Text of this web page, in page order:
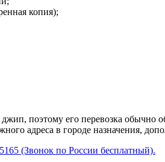
копия);
поэтому его перевозка обычно
адреса в городе назначения,
(Звонок по России бесплатный).